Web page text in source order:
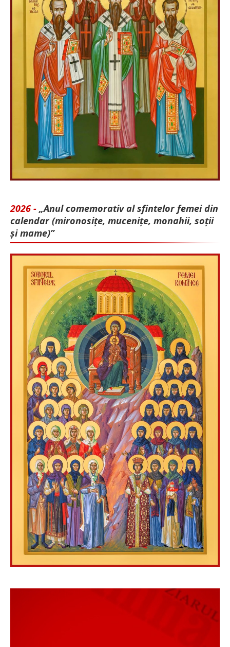
2026 - „Anul comemorativ al sfintelor femei din
calendar (mironosițe, mu­cenițe, monahii, soții
și mame)”